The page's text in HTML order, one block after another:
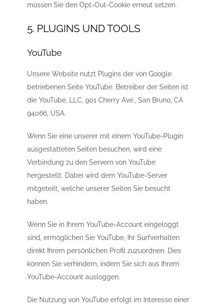
müssen Sie den Opt-Out-Cookie erneut setzen.
5. PLUGINS UND TOOLS
YouTube
Unsere Website nutzt Plugins der von Google
betriebenen Seite YouTube. Betreiber der Seiten ist
die YouTube, LLC, 901 Cherry Ave., San Bruno, CA
94066, USA.
Wenn Sie eine unserer mit einem YouTube-Plugin
ausgestatteten Seiten besuchen, wird eine
Verbindung zu den Servern von YouTube
hergestellt. Dabei wird dem YouTube-Server
mitgeteilt, welche unserer Seiten Sie besucht
haben.
Wenn Sie in Ihrem YouTube-Account eingeloggt
sind, ermöglichen Sie YouTube, Ihr Surfverhalten
direkt Ihrem persönlichen Profil zuzuordnen. Dies
können Sie verhindern, indem Sie sich aus Ihrem
YouTube-Account ausloggen.
Die Nutzung von YouTube erfolgt im Interesse einer